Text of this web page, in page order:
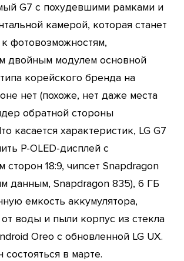
G7 с похудевшими рамками и
камерой, которая станет
фотовозможностям,
двойным модулем основной
корейского бренда на
нет (похоже, нет даже места
обратной стороны
касается характеристик, LG G7
P-OLED-дисплей с
сторон 18:9, чипсет Snapdragon
данным, Snapdragon 835), 6 ГБ
емкость аккумулятора,
воды и пыли корпус из стекла
Oreo с обновленной LG UX.
в марте.